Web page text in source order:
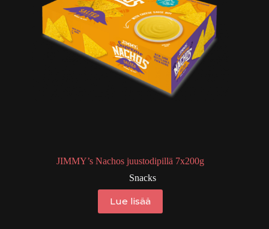
JIMMY’s Nachos juustodipillä 7x200g
Snacks
Lue lisää